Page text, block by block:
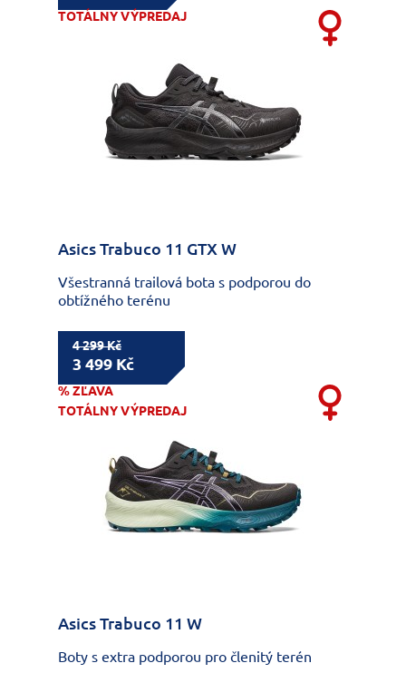
TOTÁLNY VÝPREDAJ
Asics Trabuco 11 GTX W
Všestranná trailová bota s podporou do
obtížného terénu
4 299 Kč
3 499 Kč
% ZĽAVA
TOTÁLNY VÝPREDAJ
Asics Trabuco 11 W
Boty s extra podporou pro členitý terén